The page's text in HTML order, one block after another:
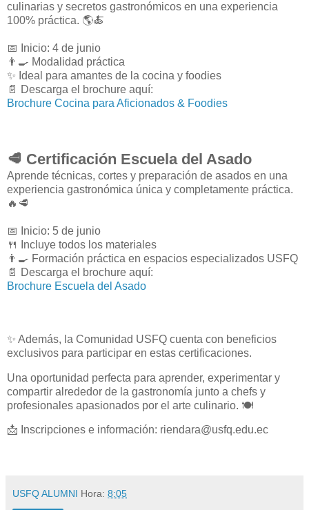
culinarias y secretos gastronómicos en una experiencia
100% práctica. 🌎🍝
📅 Inicio: 4 de junio
👨‍🍳 Modalidad práctica
✨ Ideal para amantes de la cocina y foodies
📄 Descarga el brochure aquí:
Brochure Cocina para Aficionados & Foodies
🥩 Certificación Escuela del Asado
Aprende técnicas, cortes y preparación de asados en una
experiencia gastronómica única y completamente práctica.
🔥🥩
📅 Inicio: 5 de junio
🍴 Incluye todos los materiales
👨‍🍳 Formación práctica en espacios especializados USFQ
📄 Descarga el brochure aquí:
Brochure Escuela del Asado
✨ Además, la Comunidad USFQ cuenta con beneficios
exclusivos para participar en estas certificaciones.
Una oportunidad perfecta para aprender, experimentar y
compartir alrededor de la gastronomía junto a chefs y
profesionales apasionados por el arte culinario. 🍽️
📩 Inscripciones e información: riendara@usfq.edu.ec
USFQ ALUMNI Hora: 8:05